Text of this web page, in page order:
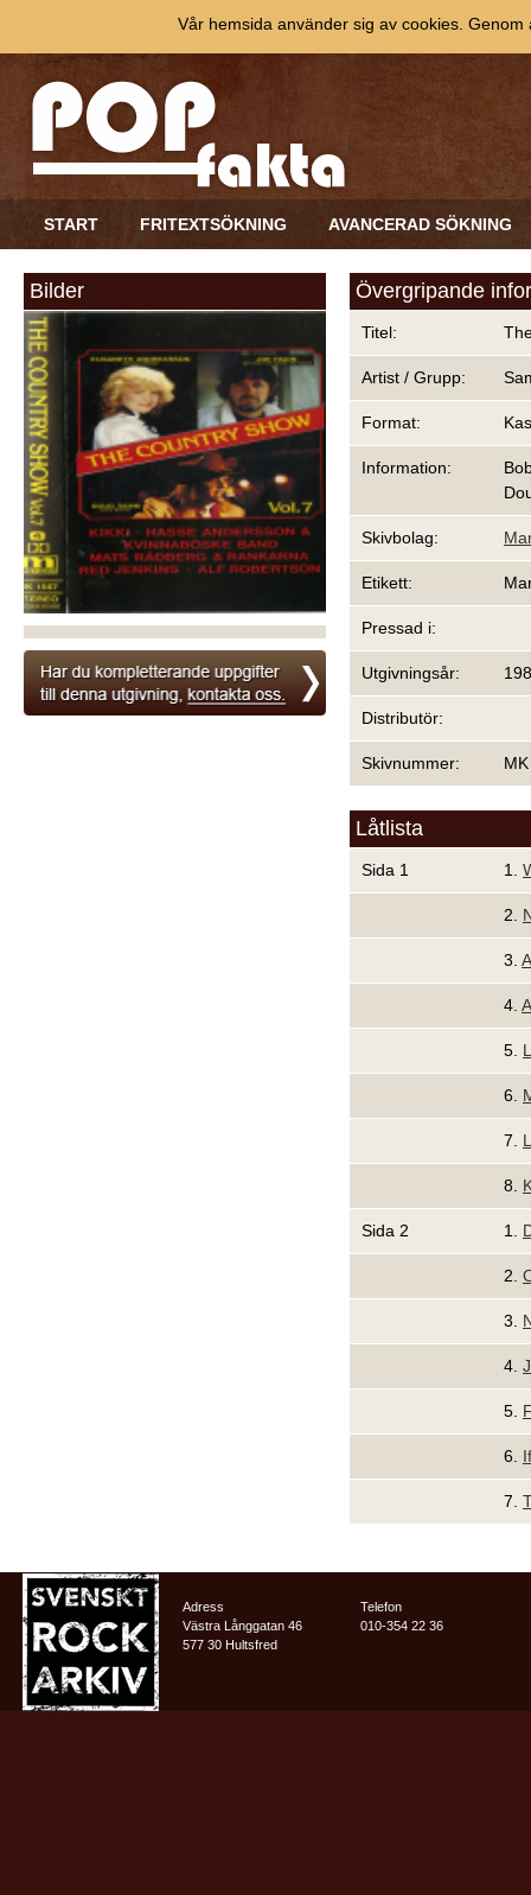
START FRITEXTSÖKNING AVANCERAD SÖKNING
Bilder Övergripande
Titel:
Artist / Grupp:
Format:
Information:
Skivbolag:
Etikett:
Pressad i:
Utgivningsår:
Distributör:
Skivnummer:
Låtlista
Sida 1 1.
2.
3.
4.
5.
6.
7.
8.
Sida 2 1.
2.
3.
4.
5.
6.
7.
Adress
Västra Långgatan 46
577 30 Hultsfred
Telefon
010-354 22 36
Vår hemsida använder sig av cookies.